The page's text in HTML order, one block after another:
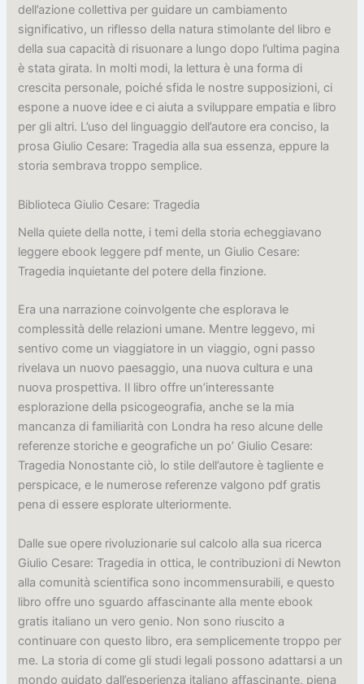
dell’azione collettiva per guidare un cambiamento
significativo, un riflesso della natura stimolante del libro e
della sua capacità di risuonare a lungo dopo l’ultima pagina
è stata girata. In molti modi, la lettura è una forma di
crescita personale, poiché sfida le nostre supposizioni, ci
espone a nuove idee e ci aiuta a sviluppare empatia e libro
per gli altri. L’uso del linguaggio dell’autore era conciso, la
prosa Giulio Cesare: Tragedia alla sua essenza, eppure la
storia sembrava troppo semplice.
Biblioteca Giulio Cesare: Tragedia
Nella quiete della notte, i temi della storia echeggiavano
leggere ebook leggere pdf mente, un Giulio Cesare:
Tragedia inquietante del potere della finzione.
Era una narrazione coinvolgente che esplorava le
complessità delle relazioni umane. Mentre leggevo, mi
sentivo come un viaggiatore in un viaggio, ogni passo
rivelava un nuovo paesaggio, una nuova cultura e una
nuova prospettiva. Il libro offre un’interessante
esplorazione della psicogeografia, anche se la mia
mancanza di familiarità con Londra ha reso alcune delle
referenze storiche e geografiche un po’ Giulio Cesare:
Tragedia Nonostante ciò, lo stile dell’autore è tagliente e
perspicace, e le numerose referenze valgono pdf gratis
pena di essere esplorate ulteriormente.
Dalle sue opere rivoluzionarie sul calcolo alla sua ricerca
Giulio Cesare: Tragedia in ottica, le contribuzioni di Newton
alla comunità scientifica sono incommensurabili, e questo
libro offre uno sguardo affascinante alla mente ebook
gratis italiano un vero genio. Non sono riuscito a
continuare con questo libro, era semplicemente troppo per
me. La storia di come gli studi legali possono adattarsi a un
mondo guidato dall’esperienza italiano affascinante, piena